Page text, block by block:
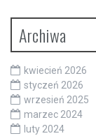
Archiwa
kwiecień 2026
styczeń 2026
wrzesień 2025
marzec 2024
luty 2024